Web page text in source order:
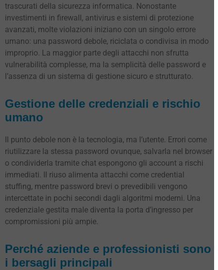
trascurati della sicurezza informatica. Nonostante
investimenti in firewall, antivirus e sistemi di protezione
avanzati, molte violazioni iniziano con un singolo errore
umano: una password debole, riciclata o condivisa in modo
improprio. La maggior parte degli attacchi non sfrutta
vulnerabilità complesse, ma la semplicità delle password e
l’assenza di un sistema di gestione sicuro e strutturato.
Gestione delle credenziali e rischio
umano
Il punto debole non è la tecnologia, ma l’utente. Errori come
riutilizzare la stessa password ovunque, salvarla nel browser
o condividerla tramite chat espongono gli account a rischi
immediati. Il riuso alimenta attacchi come credential
stuffing, mentre password brevi o prevedibili vengono
intercettate in pochi secondi dagli algoritmi moderni. Una
credenziale gestita male diventa la porta d’ingresso per
compromissioni più ampie.
Perché aziende e professionisti sono
i bersagli principali